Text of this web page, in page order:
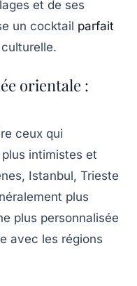
et de ses
un cocktail parfait
orientale :
ceux qui
intimistes et
Istanbul, Trieste
plus
plus personnalisée
avec les régions